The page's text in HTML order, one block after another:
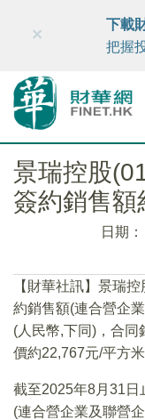
財華智庫網
×
下載
把握
景瑞控股
簽約銷售
日期：
【財華社訊】景瑞控
約銷售額(連合營企
(人民幣,下同)，合
價約22,767元/平方米
截至2025年8月31日
(連合營企業及聯營